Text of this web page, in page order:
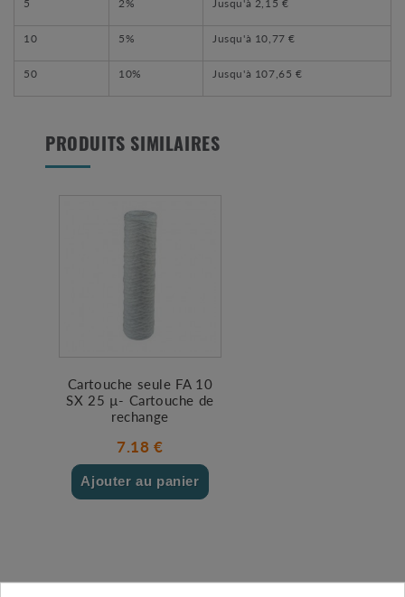
5 2% Jusqu'à 2,15 €
10 5% Jusqu'à 10,77 €
50 10% Jusqu'à 107,65 €
PRODUITS SIMILAIRES
Cartouche seule FA 10
SX 25 µ- Cartouche de
rechange
7.18 €
Ajouter au panier